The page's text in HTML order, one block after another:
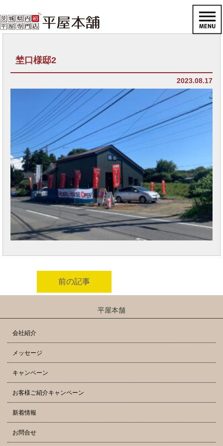
埜口様邸2
2023.08.17
前の記事
平屋本舗
会社紹介
メッセージ
キャンペーン
お客様ご紹介キャンペーン
新着情報
お問合せ